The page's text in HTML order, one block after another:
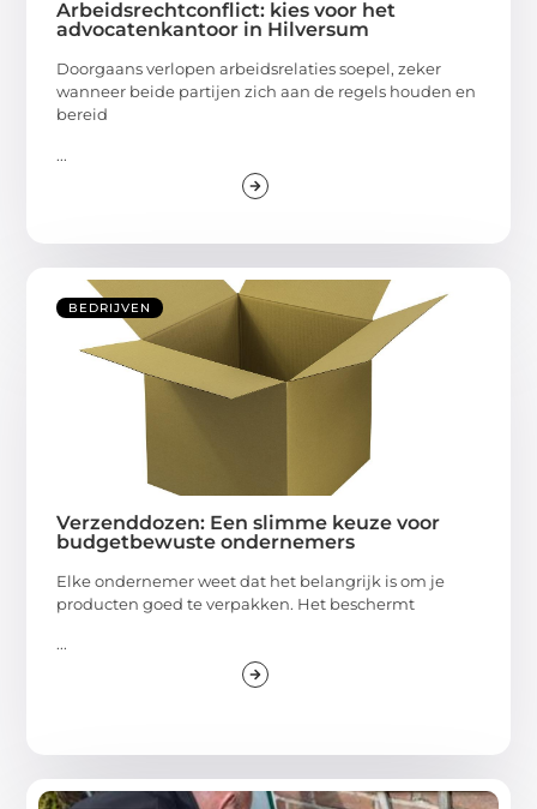
Arbeidsrechtconflict: kies voor het
advocatenkantoor in Hilversum
Doorgaans verlopen arbeidsrelaties soepel, zeker
wanneer beide partijen zich aan de regels houden en
bereid
...
BEDRIJVEN
Verzenddozen: Een slimme keuze voor
budgetbewuste ondernemers
Elke ondernemer weet dat het belangrijk is om je
producten goed te verpakken. Het beschermt
...